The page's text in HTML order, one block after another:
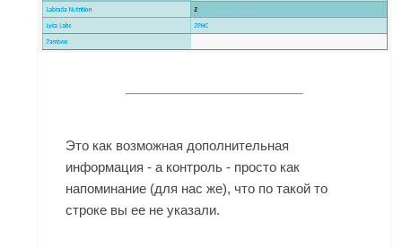
Это как возможная дополнительная
информация - а контроль - просто как
напоминание (для нас же), что по такой то
строке вы ее не указали.